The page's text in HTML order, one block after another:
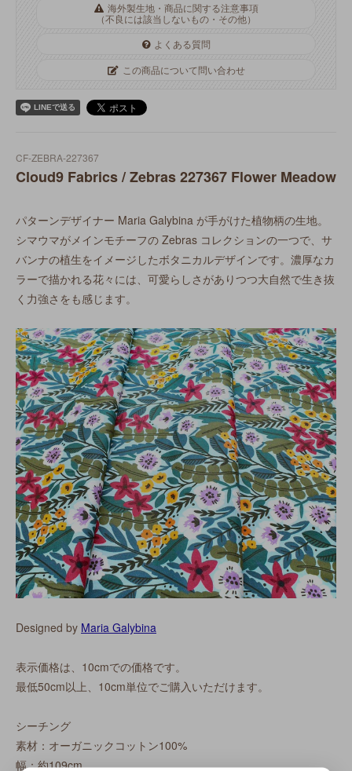
海外製生地・商品に関する注意事項
（不良には該当しないもの・その他）
よくある質問
この商品について問い合わせ
CF-ZEBRA-227367
Cloud9 Fabrics / Zebras 227367 Flower Meadow
パターンデザイナー Maria Galybina が手がけた植物柄の生地。
シマウマがメインモチーフの Zebras コレクションの一つで、サ
バンナの植生をイメージしたボタニカルデザインです。濃厚なカ
ラーで描かれる花々には、可愛らしさがありつつ大自然で生き抜
く力強さをも感じます。
Designed by Maria Galybina
表示価格は、10cmでの価格です。
最低50cm以上、10cm単位でご購入いただけます。
シーチング
素材：オーガニックコットン100%
幅：約109cm